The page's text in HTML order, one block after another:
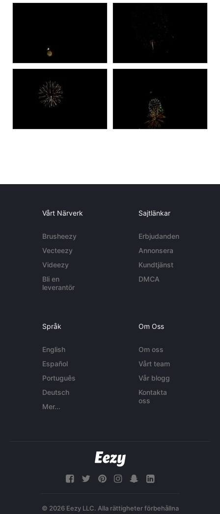
Vårt Närverk
Brusheezy
Vecteezy
Videezy
Bli en
leverantör
Sajtlänkar
Erbjudanden
Annonsera
Kundtjänst
DMCA
Språk
English
Español
Português
Deutsch
Mer...
Om Oss
Om oss
Vårt team
Vår blogg
Kontakta
oss
© 2026 Eezy LLC. Alla rättigheter förbehållna